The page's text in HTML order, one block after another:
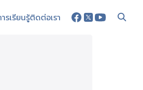
รเรียนรู้ติดต่อเรา